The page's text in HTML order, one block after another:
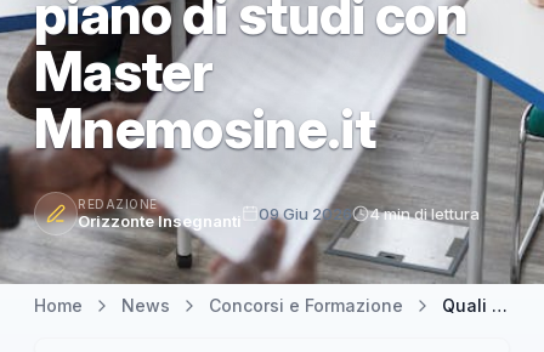
piano di studi con
Master
Mnemosine.it
REDAZIONE
Orizzonte Insegnanti 09 Giu 2026 4 min di lettura
Home News Concorsi e Formazione Quali classi di concorso puoi accedere? Scopri subito la valutazione gratuita del tuo piano di studi con Master Mnemosine.it